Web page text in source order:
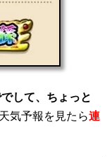
して、ちょっと
気予報を見たら連